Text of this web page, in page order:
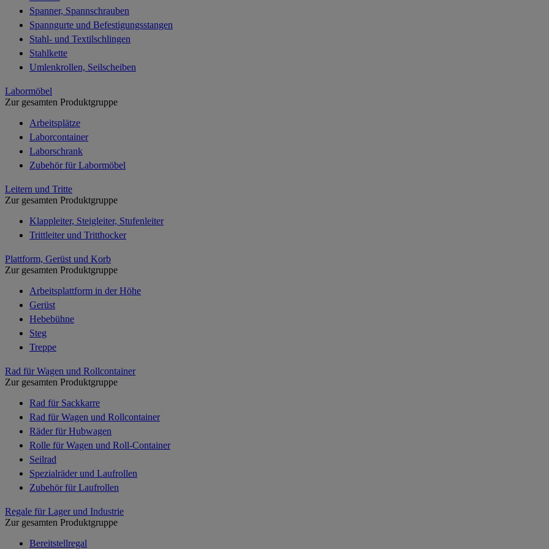
Spanner, Spannschrauben
Spanngurte und Befestigungsstangen
Stahl- und Textilschlingen
Stahlkette
Umlenkrollen, Seilscheiben
Labormöbel
Zur gesamten Produktgruppe
Arbeitsplätze
Laborcontainer
Laborschrank
Zubehör für Labormöbel
Leitern und Tritte
Zur gesamten Produktgruppe
Klappleiter, Steigleiter, Stufenleiter
Trittleiter und Tritthocker
Plattform, Gerüst und Korb
Zur gesamten Produktgruppe
Arbeitsplattform in der Höhe
Gerüst
Hebebühne
Steg
Treppe
Rad für Wagen und Rollcontainer
Zur gesamten Produktgruppe
Rad für Sackkarre
Rad für Wagen und Rollcontainer
Räder für Hubwagen
Rolle für Wagen und Roll-Container
Seilrad
Spezialräder und Laufrollen
Zubehör für Laufrollen
Regale für Lager und Industrie
Zur gesamten Produktgruppe
Bereitstellregal